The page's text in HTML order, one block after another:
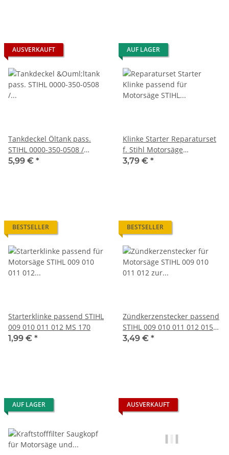
AUSVERKAUFT
Tankdeckel Öltank pass.
STIHL 0000-350-0508 /
00003500508
5,99 € *
AUF LAGER
Klinke Starter Reparaturset
f. Stihl Motorsäge
Kettensäge
3,79 € *
BESTSELLER
Starterklinke passend STIHL
009 010 011 012 MS 170
1,99 € *
BESTSELLER
Zündkerzenstecker passend
STIHL 009 010 011 012 015
u. a. Motorsägen
3,49 € *
AUF LAGER AUSVERKAUFT